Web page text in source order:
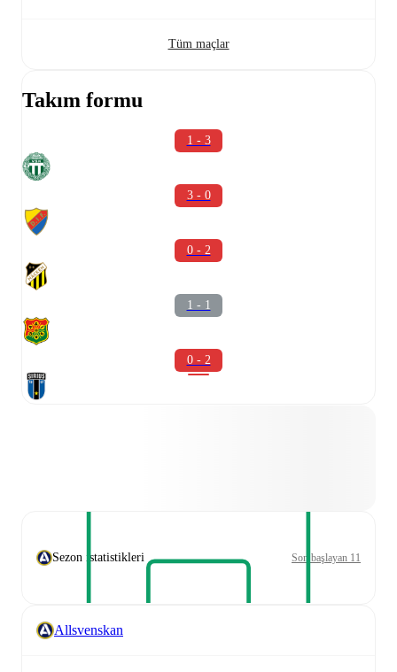
Tüm maçlar
Takım formu
1 - 3
3 - 0
0 - 2
1 - 1
0 - 2
Sezon istatistikleri Son başlayan 11
Allsvenskan